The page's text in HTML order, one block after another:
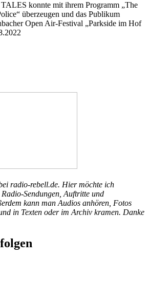
konnte mit ihrem Programm „The
überzeugen und das Publikum
Open Air-Festival „Parkside im Hof
radio-rebell.de. Hier möchte ich
Sendungen, Auftritte und
kann man Audios anhören, Fotos
in Texten oder im Archiv kramen. Danke